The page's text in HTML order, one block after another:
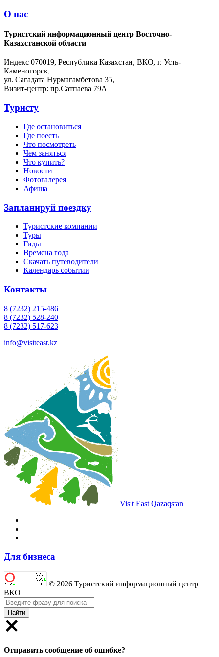
О нас
Туристский информационный центр Восточно-
Казахстанской области
Индекс 070019, Республика Казахстан, ВКО, г. Усть-
Каменогорск,
ул. Сагадата Нурмагамбетова 35,
Визит-центр: пр.Сатпаева 79А
Туристу
Где остановиться
Где поесть
Что посмотреть
Чем заняться
Что купить?
Новости
Фотогалерея
Афиша
Запланируй поездку
Туристские компании
Туры
Гиды
Времена года
Скачать путеводители
Календарь событий
Контакты
8 (7232) 215-486
8 (7232) 528-240
8 (7232) 517-623
info@visiteast.kz
Visit East Qazaqstan
Для бизнеса
© 2026 Туристский информационный центр
ВКО
Найти
Отправить сообщение об ошибке?